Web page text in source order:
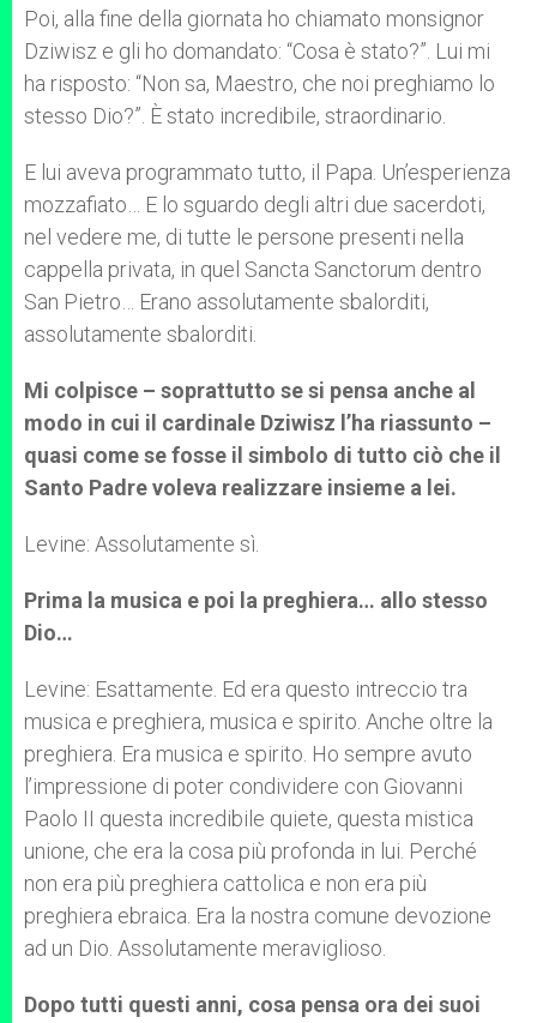
Poi, alla fine della giornata ho chiamato monsignor
Dziwisz e gli ho domandato: “Cosa è stato?”. Lui mi
ha risposto: “Non sa, Maestro, che noi preghiamo lo
stesso Dio?”. È stato incredibile, straordinario.
E lui aveva programmato tutto, il Papa. Un’esperienza
mozzafiato… E lo sguardo degli altri due sacerdoti,
nel vedere me, di tutte le persone presenti nella
cappella privata, in quel Sancta Sanctorum dentro
San Pietro… Erano assolutamente sbalorditi,
assolutamente sbalorditi.
Mi colpisce – soprattutto se si pensa anche al
modo in cui il cardinale Dziwisz l’ha riassunto –
quasi come se fosse il simbolo di tutto ciò che il
Santo Padre voleva realizzare insieme a lei.
Levine: Assolutamente sì.
Prima la musica e poi la preghiera… allo stesso
Dio…
Levine: Esattamente. Ed era questo intreccio tra
musica e preghiera, musica e spirito. Anche oltre la
preghiera. Era musica e spirito. Ho sempre avuto
l’impressione di poter condividere con Giovanni
Paolo II questa incredibile quiete, questa mistica
unione, che era la cosa più profonda in lui. Perché
non era più preghiera cattolica e non era più
preghiera ebraica. Era la nostra comune devozione
ad un Dio. Assolutamente meraviglioso.
Dopo tutti questi anni, cosa pensa ora dei suoi